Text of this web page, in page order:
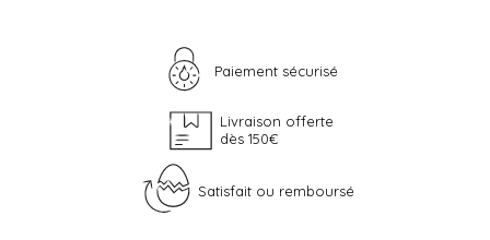
Paiement sécurisé
Livraison offerte
dès 150€
Satisfait ou remboursé